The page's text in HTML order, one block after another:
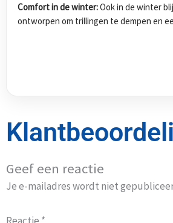
Comfort in de winter:Ook in de winter
ontworpen om trillingen te dempen en
Geef een reactie
Je e-mailadres wordt niet